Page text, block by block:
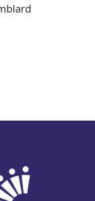
l'insertion